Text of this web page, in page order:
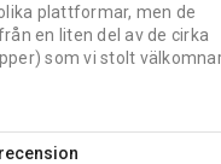
plattformar, men de
en liten del av de cirka
som vi stolt